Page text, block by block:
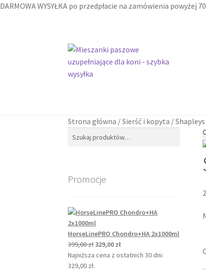
DARMOWA WYSYŁKA po przedpłacie na zamówienia
Przejdź
do
nawigacji
Przejdź
do
treści
Strona główna /Sierść i kopyta /
Promocje
HorseLinePRO Chondro+HA 2x1000ml
399,00zł Pierwotna
cena
329,00 złAktualna
cena
Najniższa cena z ostatnich 30 dni:
329,00 zł.